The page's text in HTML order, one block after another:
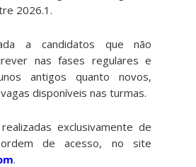
2026.1.
a candidatos que não
nas fases regulares e
antigos quanto novos,
disponíveis nas turmas.
exclusivamente de
de acesso, no site
.